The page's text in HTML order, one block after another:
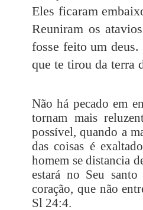
Eles ficaram
Reuniram os
fosse feito um
que te tirou da terra
Não há pecado em
tornam mais
possível, quando a
das coisas é
homem se distancia
estará no Seu
coração, que não
Sl 24:4.